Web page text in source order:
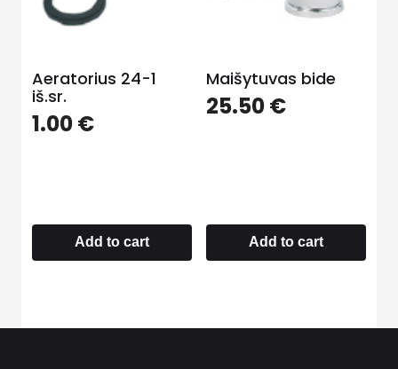
Aeratorius 24-1
iš.sr.
1.00€
Add to cart
Maišytuvas bide
25.50€
Add to cart